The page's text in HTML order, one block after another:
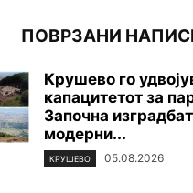
ПОВРЗАНИ
Крушево го
капацитетот за
Започна
модерни...
КРУШЕВО 05.08.2026